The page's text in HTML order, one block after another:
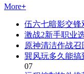
More+
伍六七暗影交锋
激战2新手职业
原神清洁作战
巽风玩多久能搞
07